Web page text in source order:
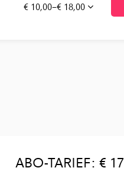
€ 10,00–€ 18,00
ABO-TARIEF: € 17